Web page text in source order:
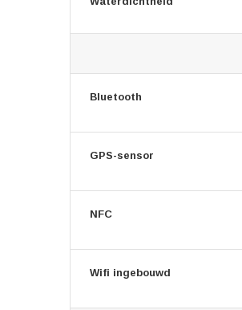
Bluetooth
GPS-sensor
NFC
Wifi ingebouwd